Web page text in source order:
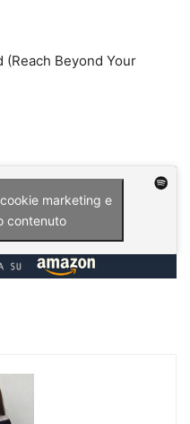
(Reach Beyond Your
marketing e
contenuto